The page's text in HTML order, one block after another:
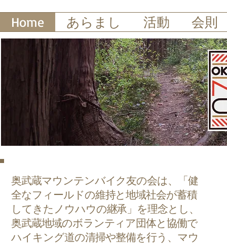
Home あらまし 活動 会則
奥武蔵マウンテンバイク友の会は、「健
全なフィールドの維持と地域社会が蓄積
してきたノウハウの継承」を理念とし、
奥武蔵地域のボランティア団体と協働で
ハイキング道の清掃や整備を行う、マウ